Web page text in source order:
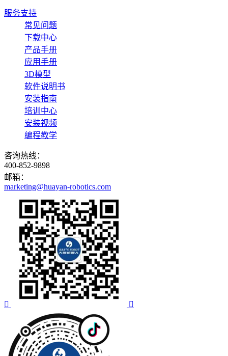
服务支持
常见问题
下载中心
产品手册
应用手册
3D模型
软件说明书
安装指南
培训中心
安装视频
编程教学
咨询热线：
400-852-9898
邮箱：
marketing@huayan-robotics.com